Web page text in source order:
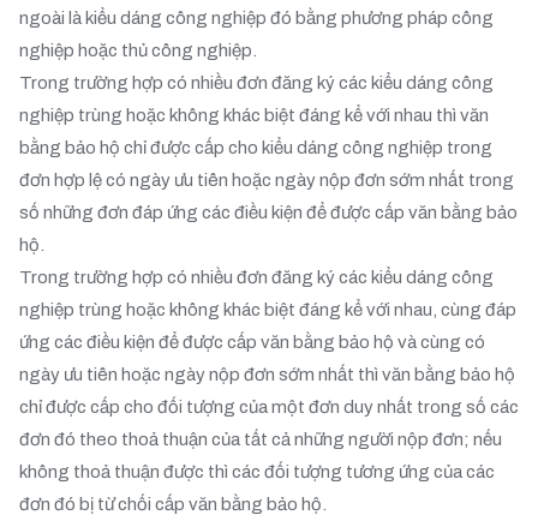
ngoài là kiểu dáng công nghiệp đó bằng phương pháp công
nghiệp hoặc thủ công nghiệp.
Trong trường hợp có nhiều đơn đăng ký các kiểu dáng công
nghiệp trùng hoặc không khác biệt đáng kể với nhau thì văn
bằng bảo hộ chỉ được cấp cho kiểu dáng công nghiệp trong
đơn hợp lệ có ngày ưu tiên hoặc ngày nộp đơn sớm nhất trong
số những đơn đáp ứng các điều kiện để được cấp văn bằng bảo
hộ.
Trong trường hợp có nhiều đơn đăng ký các kiểu dáng công
nghiệp trùng hoặc không khác biệt đáng kể với nhau, cùng đáp
ứng các điều kiện để được cấp văn bằng bảo hộ và cùng có
ngày ưu tiên hoặc ngày nộp đơn sớm nhất thì văn bằng bảo hộ
chỉ được cấp cho đối tượng của một đơn duy nhất trong số các
đơn đó theo thoả thuận của tất cả những người nộp đơn; nếu
không thoả thuận được thì các đối tượng tương ứng của các
đơn đó bị từ chối cấp văn bằng bảo hộ.